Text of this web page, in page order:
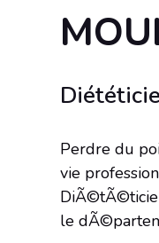
Perdre du
vie
le